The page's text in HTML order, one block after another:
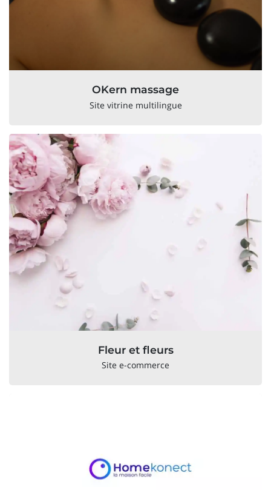
OKern massage
Site vitrine multilingue
Fleur et fleurs
Site e-commerce